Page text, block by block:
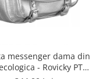
messenger dama din
- Rovicky PTR-